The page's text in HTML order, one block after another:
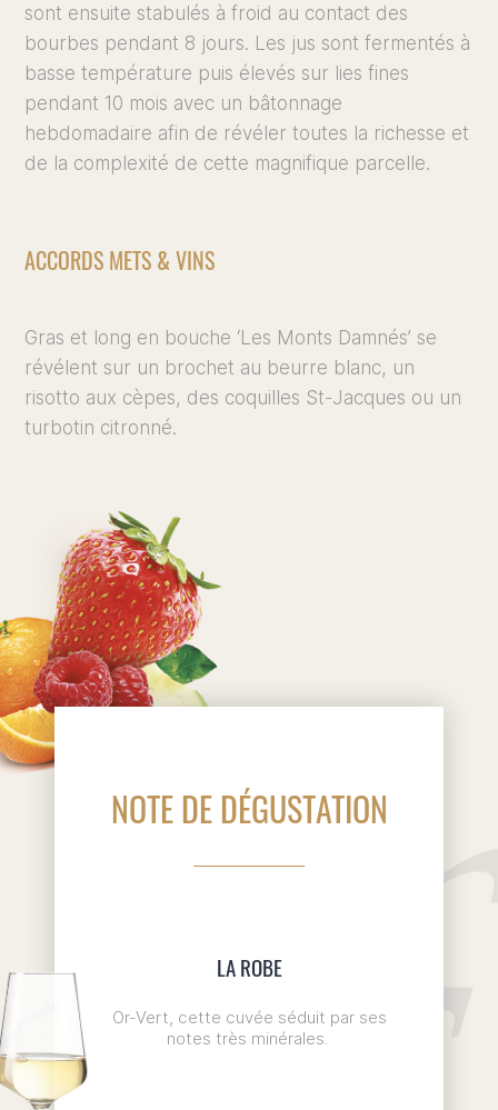
sont ensuite stabulés à froid au contact des
bourbes pendant 8 jours. Les jus sont fermentés à
basse température puis élevés sur lies fines
pendant 10 mois avec un bâtonnage
hebdomadaire afin de révéler toutes la richesse et
de la complexité de cette magnifique parcelle.
ACCORDS METS & VINS
Gras et long en bouche ‘Les Monts Damnés’ se
révélent sur un brochet au beurre blanc, un
risotto aux cèpes, des coquilles St-Jacques ou un
turbotin citronné.
NOTE DE DÉGUSTATION
LA ROBE
Or-Vert, cette cuvée séduit par ses
notes très minérales.